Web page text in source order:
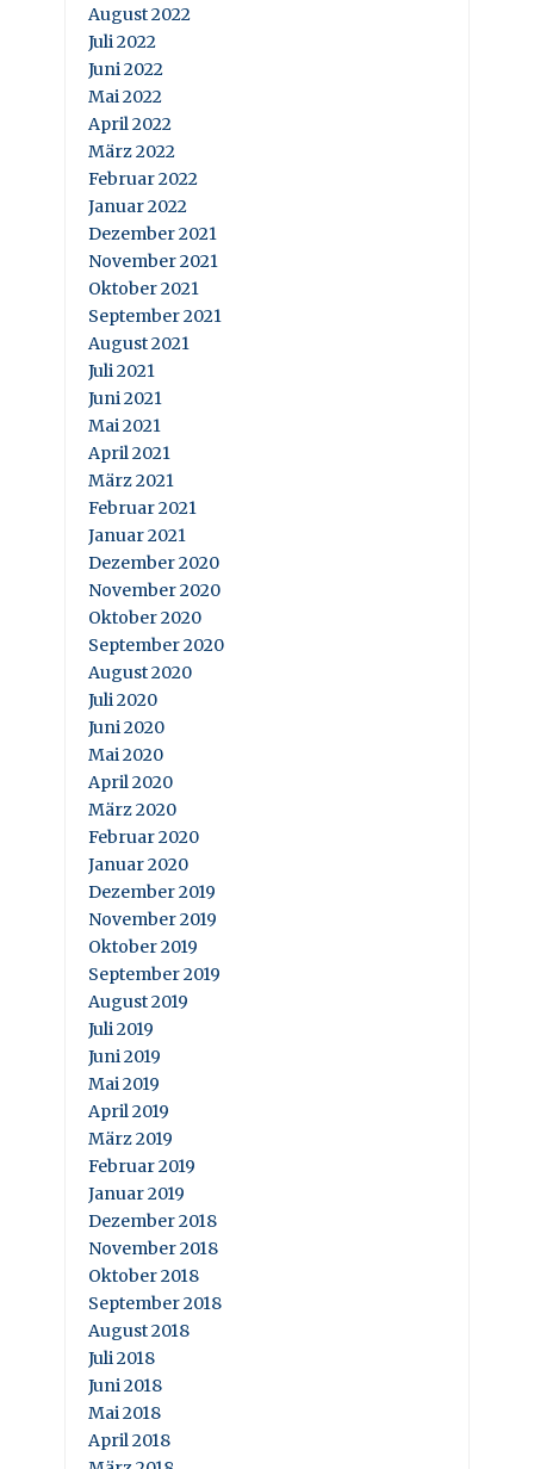
August 2022
Juli 2022
Juni 2022
Mai 2022
April 2022
März 2022
Februar 2022
Januar 2022
Dezember 2021
November 2021
Oktober 2021
September 2021
August 2021
Juli 2021
Juni 2021
Mai 2021
April 2021
März 2021
Februar 2021
Januar 2021
Dezember 2020
November 2020
Oktober 2020
September 2020
August 2020
Juli 2020
Juni 2020
Mai 2020
April 2020
März 2020
Februar 2020
Januar 2020
Dezember 2019
November 2019
Oktober 2019
September 2019
August 2019
Juli 2019
Juni 2019
Mai 2019
April 2019
März 2019
Februar 2019
Januar 2019
Dezember 2018
November 2018
Oktober 2018
September 2018
August 2018
Juli 2018
Juni 2018
Mai 2018
April 2018